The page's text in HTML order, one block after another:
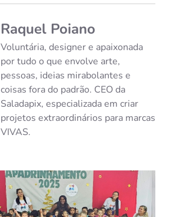
Raquel Poiano
Voluntária, designer e apaixonada
por tudo o que envolve arte,
pessoas, ideias mirabolantes e
coisas fora do padrão. CEO da
Saladapix, especializada em criar
projetos extraordinários para marcas
VIVAS.